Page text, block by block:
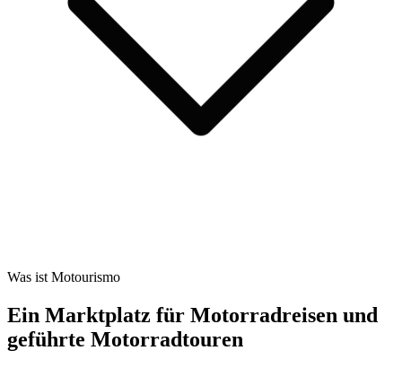
Was ist Motourismo
Ein Marktplatz für Motorradreisen und
geführte Motorradtouren